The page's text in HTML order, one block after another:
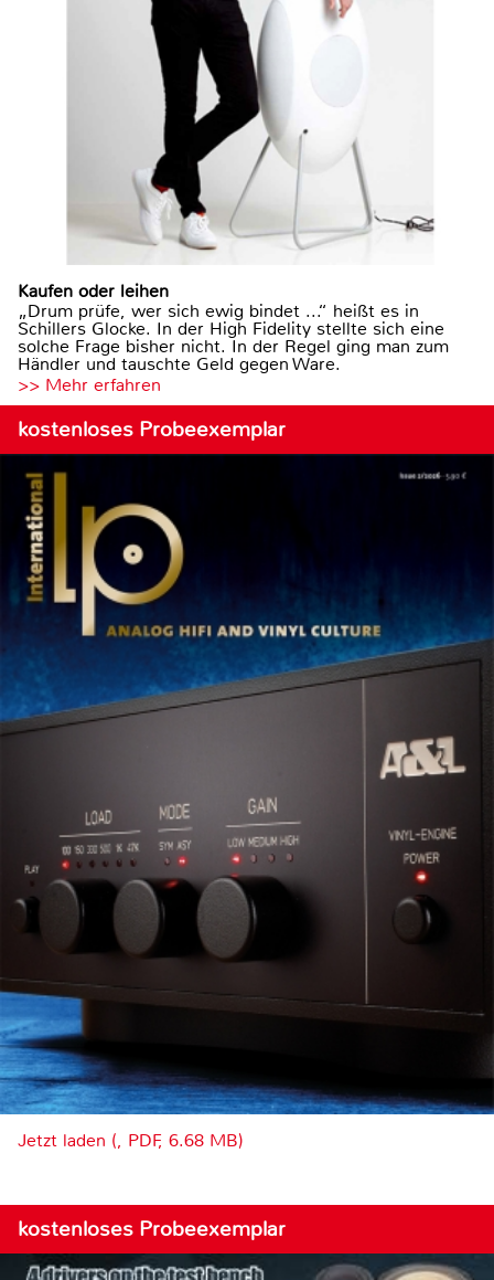
Kaufen oder leihen
„Drum prüfe, wer sich ewig bindet ...“ heißt es in
Schillers Glocke. In der High Fidelity stellte sich eine
solche Frage bisher nicht. In der Regel ging man zum
Händler und tauschte Geld gegen Ware.
>> Mehr erfahren
kostenloses Probeexemplar
Jetzt laden (, PDF, 6.68 MB)
kostenloses Probeexemplar